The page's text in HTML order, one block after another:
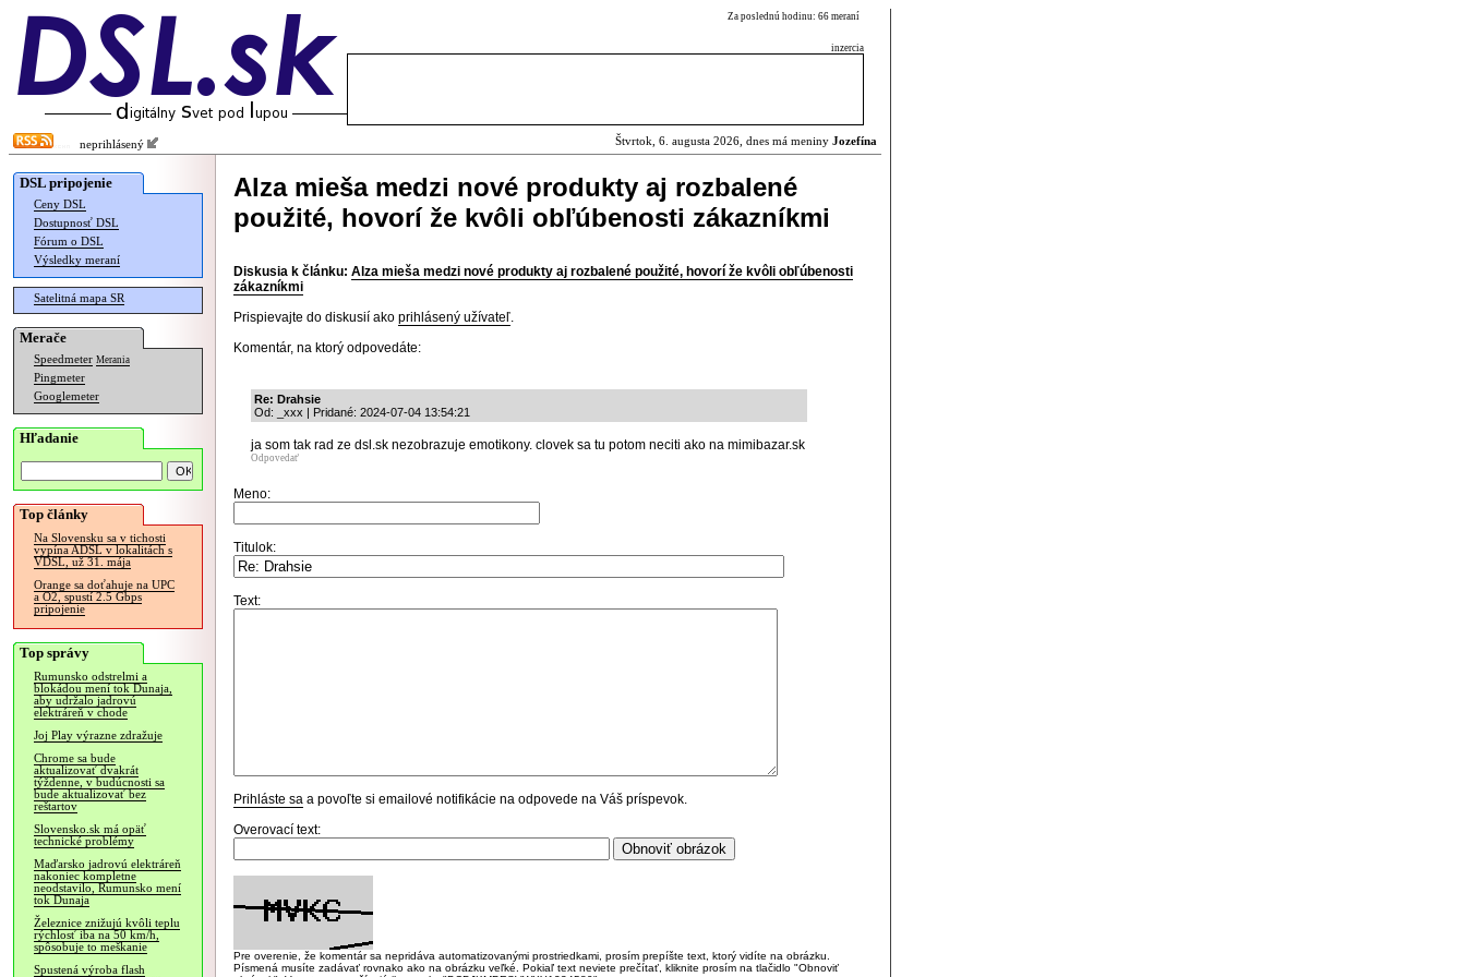
Za poslednú hodinu: 66 meraní
inzercia
neprihlásený Štvrtok, 6. augusta 2026, dnes má meniny Jozefína
DSL pripojenie
Ceny DSL
Dostupnosť DSL
Fórum o DSL
Výsledky meraní
Satelitná mapa SR
Merače
Speedmeter Merania
Pingmeter
Googlemeter
Hľadanie
Top články
Na Slovensku sa v tichosti
vypína ADSL v lokalitách s
VDSL, už 31. mája
Orange sa doťahuje na UPC
a O2, spustí 2.5 Gbps
pripojenie
Top správy
Rumunsko odstrelmi a
blokádou mení tok Dunaja,
aby udržalo jadrovú
elektráreň v chode
Joj Play výrazne zdražuje
Chrome sa bude
aktualizovať dvakrát
týždenne, v budúcnosti sa
bude aktualizovať bez
reštartov
Slovensko.sk má opäť
technické problémy
Maďarsko jadrovú elektráreň
nakoniec kompletne
neodstavilo, Rumunsko mení
tok Dunaja
Železnice znižujú kvôli teplu
rýchlosť iba na 50 km/h,
spôsobuje to meškanie
Spustená výroba flash
Alza mieša medzi nové produkty aj rozbalené
použité, hovorí že kvôli obľúbenosti zákazníkmi
Diskusia k článku: Alza mieša medzi nové produkty aj rozbalené použité, hovorí že kvôli obľúbenosti
zákazníkmi
Prispievajte do diskusií ako prihlásený užívateľ.
Komentár, na ktorý odpovedáte:
Re: Drahsie
Od: _xxx | Pridané: 2024-07-04 13:54:21
ja som tak rad ze dsl.sk nezobrazuje emotikony. clovek sa tu potom neciti ako na mimibazar.sk
Odpovedať
Meno:
Titulok:
Text:
Prihláste sa a povoľte si emailové notifikácie na odpovede na Váš príspevok.
Overovací text:
Pre overenie, že komentár sa nepridáva automatizovanými prostriedkami, prosím prepíšte text, ktorý vidíte na obrázku.
Písmená musíte zadávať rovnako ako na obrázku veľké. Pokiaľ text neviete prečítať, kliknite prosím na tlačidlo "Obnoviť